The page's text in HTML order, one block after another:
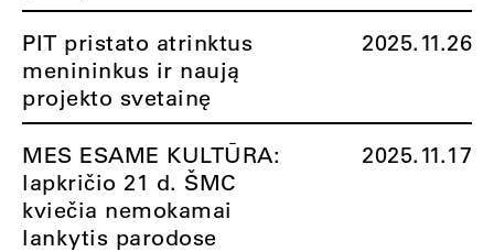
PIT pristato atrinktus
menininkus ir naują
projekto svetainę
2025.11.26
MES ESAME KULTŪRA:
lapkričio 21 d. ŠMC
kviečia nemokamai
lankytis parodose
2025.11.17